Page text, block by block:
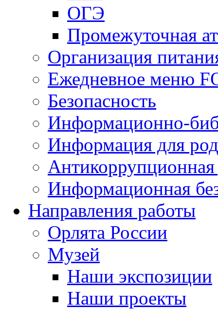
ОГЭ
Промежуточная
Организация
Ежедневное меню
Безопасность
Информационно-
Информация для
Антикоррупционная
Информационная
Направления работы
Орлята России
Музей
Наши экспозиции
Наши проекты